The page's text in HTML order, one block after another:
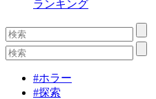
ランキング
#ホラー
#探索